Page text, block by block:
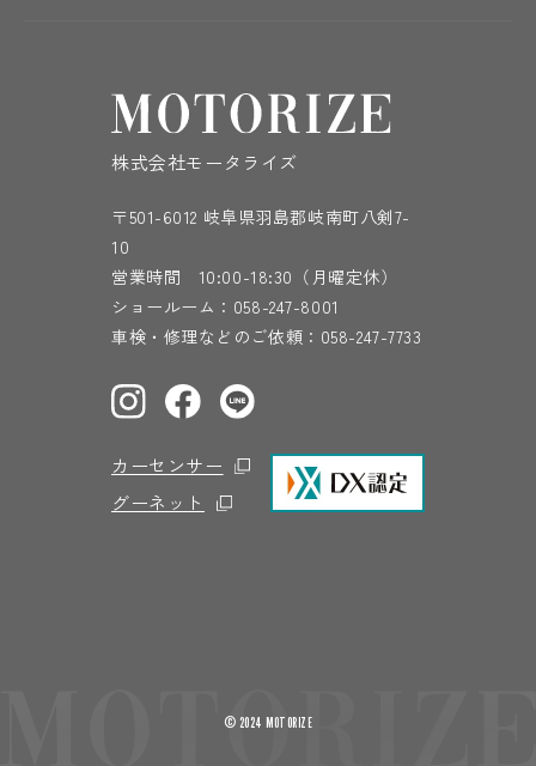
株式会社モータライズ
〒501-6012 岐阜県羽島郡岐南町八剣7-
10
営業時間 10:00-18:30（月曜定休）
ショールーム： 058-247-8001
車検・修理などのご依頼： 058-247-7733
カーセンサー
グーネット
© 2024 MOTORIZE